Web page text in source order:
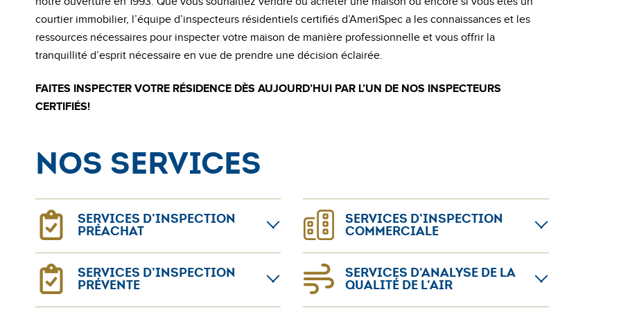
courtier immobilier, l’équipe d’inspecteurs résidentiels certifiés d’AmeriSpec a les connaissances et les
ressources nécessaires pour inspecter votre maison de manière professionnelle et vous offrir la
tranquillité d’esprit nécessaire en vue de prendre une décision éclairée.
FAITES INSPECTER VOTRE RÉSIDENCE DÈS AUJOURD’HUI PAR L’UN DE NOS INSPECTEURS
CERTIFIÉS!
Nos Services
SERVICES D’INSPECTION
PRÉACHAT
avez trouvé la maison de vos rêves, mais vous
vous inquiétez à savoir si elle est bien construite
SERVICES D’INSPECTION
COMMERCIALE
comprendre votre immeuble. Une inspection
commerciale avec AmeriSpec vous fournira tous
SERVICES D’INSPECTION
PRÉVENTE
SERVICES D'ANALYSE DE LA
QUALITÉ DE L’AIR